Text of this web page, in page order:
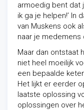
armoedig bent dat
ik ga je helpen!’ In
van Muskens ook
naar je medemens
Maar dan ontstaat
niet heel moeilijk
een bepaalde
Het lijkt er eerder
laatste oplossing
oplossingen over